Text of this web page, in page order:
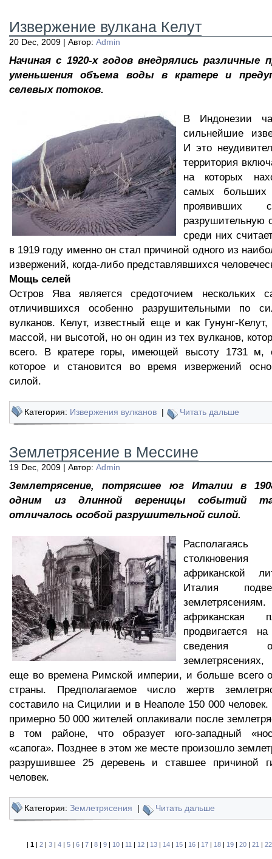
Извержение вулкана Келут
20 Dec, 2009 | Автор: Admin
Начиная с 1920-х годов внедрялись различные
уменьшения объема воды в кратере и
селевых потоков.
В Индонезии
сильнейшие
И это
территория
на которых
самых больших
проявивших
разрушительную
среди них
в 1919 году именно он стал причиной одного из
извержений, когда-либо представлявшихся
Мощь селей
Остров Ява является средоточием нескольких
отличившихся особенно разрушительными по
вулканов. Келут, известный еще и как Гунунг-
массой, ни высотой, но он один из тех вулканов,
всего. В кратере горы, имеющей высоту 1731 м,
которое и становится во время извержений
силой.
Категория: Извержения вулканов | Читать дальше
Землетрясение в Мессине
19 Dec, 2009 | Автор: Admin
Землетрясение, потрясшее юг Италии в
одним из длинной вереницы событий
отличалось особой разрушительной силой.
африканской
Италия
африканская
продвигается
сведения
еще во времена Римской империи, и больше всего
страны. Предполагаемое число жертв
составило на Сицилии и в Неаполе 150 000
примерно 50 000 жителей оплакивали после
в том районе, что образует юго-западный
«сапога». Позднее в этом же месте произошло
разрушившее 25 деревень и ставшее причиной
человек.
Категория: Землетрясения | Читать дальше
| 1 | 2 | 3 | 4 | 5 | 6 | 7 | 8 | 9 | 10 | 11 | 12 | 13 | 14 | 15 | 16 | 17 | 18 | 19 | 20 | 21 | 22